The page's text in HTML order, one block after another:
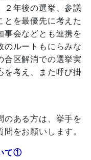
２年後の選挙、参議
とを最優先に考えた
事会などとも連携を
のルートもにらみな
合区解消での選挙実
を考え、また呼び掛
ある方は、挙手を
をお願いします。
て①